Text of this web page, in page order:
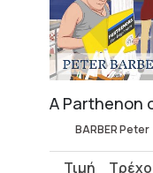
A Parthenon on Our Roof
BARBER Peter
Original